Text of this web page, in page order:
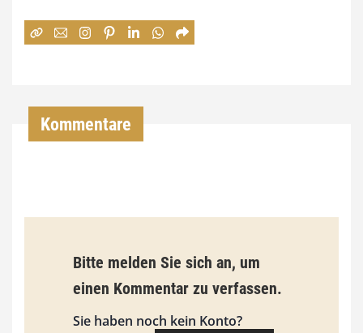
:
€
i
s
9
Kommentare
Bitte melden Sie sich an, um
einen Kommentar zu verfassen.
Sie haben noch kein Konto?